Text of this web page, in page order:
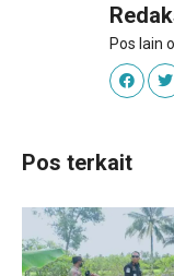
Pos lain
Pos terkait